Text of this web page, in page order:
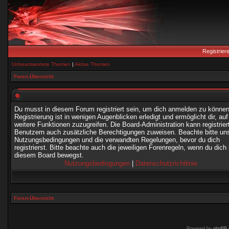
Unbeantwortete Themen | Aktive Themen
Foren-Übersicht
Du musst in diesem Forum registriert sein, um dich anmelden zu
Registrierung ist in wenigen Augenblicken erledigt und ermöglicht dir, auf
weitere Funktionen zuzugreifen. Die Board-Administration kann
Benutzern auch zusätzliche Berechtigungen zuweisen. Beachte bitte
Nutzungsbedingungen und die verwandten Regelungen, bevor du dich
registrierst. Bitte beachte auch die jeweiligen Forenregeln, wenn du dich
diesem Board bewegst.
Nutzungsbedingungen
Datenschutzrichtlinie
Foren-Übersicht